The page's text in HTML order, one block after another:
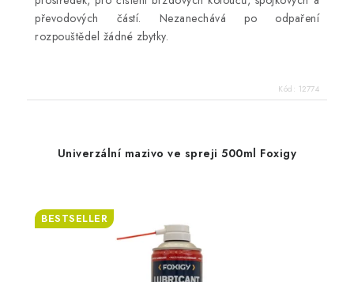
převodových částí. Nezanechává po odpaření
rozpouštědel žádné zbytky.
Kód: 12774
Univerzální mazivo ve spreji 500ml Foxigy
BESTSELLER